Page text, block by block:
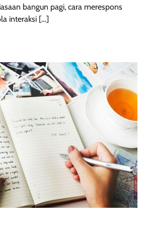
bangun pagi, cara merespons
interaksi […]